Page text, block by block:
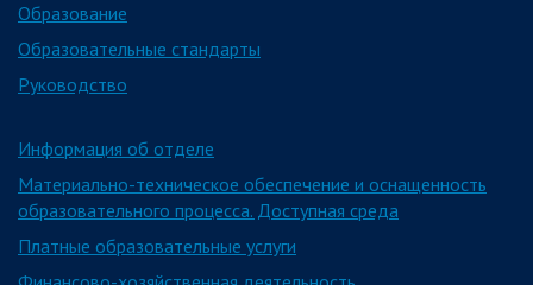
Образование
Образовательные стандарты
Руководство
Информация об отделе
Материально-техническое обеспечение и оснащенность
образовательного процесса. Доступная среда
Платные образовательные услуги